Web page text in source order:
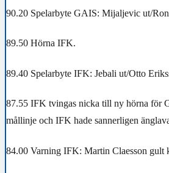
90.20 Spelarbyte GAIS: Mijaljevic ut/
89.50 Hörna IFK.
89.40 Spelarbyte IFK: Jebali ut/Otto
87.55 IFK tvingas nicka till ny hörna för
mållinje och IFK hade sannerligen
84.00 Varning IFK: Martin Claesson gult